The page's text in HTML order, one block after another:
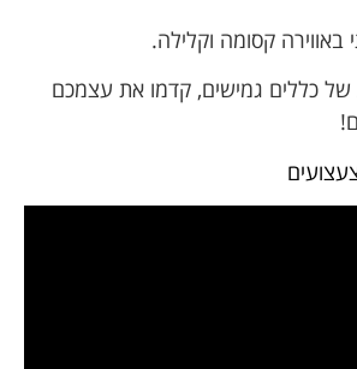
קסומה וקלילה.
כללים גמישים, קדמו את עצמכם